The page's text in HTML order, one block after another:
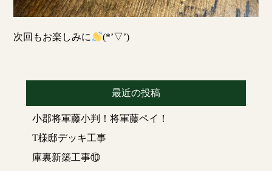
次回もお楽しみに (*’▽’)
最近の投稿
小郡将軍藤小判！将軍藤ペイ！
T様邸デッキ工事
庫裏新築工事⑩